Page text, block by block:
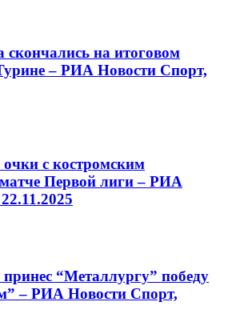
скончались на итоговом
– РИА Новости Спорт,
с костромским
Первой лиги – РИА
“Металлургу” победу
– РИА Новости Спорт,